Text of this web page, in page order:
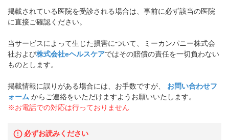
掲載されている医院を受診される場合は、事前に必ず該当の医院
に直接ご確認ください。
当サービスによって生じた損害について、ミーカンパニー株式会
社および株式会社eヘルスケアではその賠償の責任を一切負わない
ものとします。
掲載情報に誤りがある場合には、お手数ですが、
お問い合わせフ
ォーム からご連絡をいただけますようお願いいたします。
※お電話での対応は行っておりません
必ずお読みください